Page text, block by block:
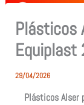
Plásticos
Equiplast
29/04/2026
Plásticos Alser